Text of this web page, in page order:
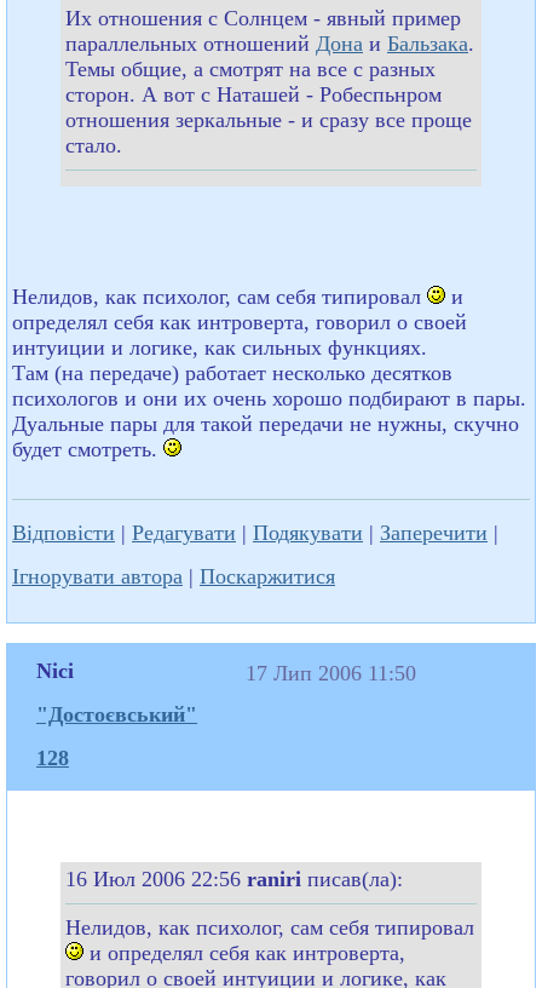
Их отношения с Солнцем - явный пример
параллельных отношений Дона и Бальзака.
Темы общие, а смотрят на все с разных
сторон. А вот с Наташей - Робеспьнром
отношения зеркальные - и сразу все проще
стало.
Нелидов, как психолог, сам себя типировал
и
определял себя как интроверта, говорил о своей
интуиции и логике, как сильных функциях.
Там (на передаче) работает несколько десятков
психологов и они их очень хорошо подбирают в пары.
Дуальные пары для такой передачи не нужны, скучно
будет смотреть.
Відповісти | Редагувати | Подякувати | Заперечити |
Ігнорувати автора | Поскаржитися
Nici
"Достоєвський"
128
17 Лип 2006 11:50
16 Июл 2006 22:56 raniri писав(ла):
Нелидов, как психолог, сам себя типировал
и определял себя как интроверта,
говорил о своей интуиции и логике, как